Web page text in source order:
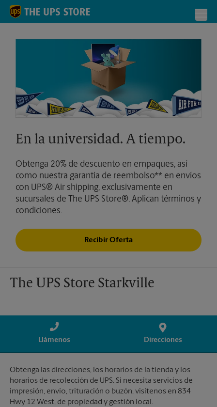
Skip to content
Return to Nav
En la universidad. A tiempo.
Obtenga 20% de descuento en empaques, así
como nuestra garantía de reembolso** en envíos
con UPS® Air shipping, exclusivamente en
sucursales de The UPS Store®. Aplican términos y
condiciones.
Recibir Oferta
The UPS Store Starkville
Llámenos Direcciones
Obtenga las direcciones, los horarios de la tienda y los
horarios de recolección de UPS. Si necesita servicios de
impresión, envío, trituración o buzón, visítenos en 834
Hwy 12 West, de propiedad y gestión local.